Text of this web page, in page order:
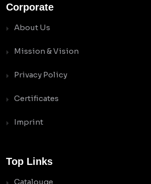
Corporate
About Us
Mission & Vision
Privacy Policy
Certificates
Imprint
Top Links
Catalouge